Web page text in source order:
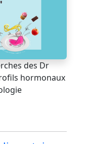
des Dr
hormonaux